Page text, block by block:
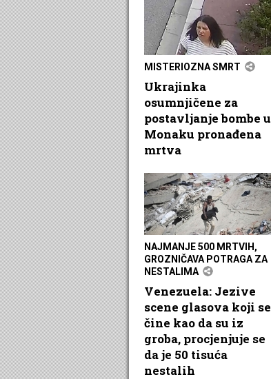
MISTERIOZNA SMRT
Ukrajinka
osumnjičene za
postavljanje bombe u
Monaku pronađena
mrtva
NAJMANJE 500 MRTVIH,
GROZNIČAVA POTRAGA ZA
NESTALIMA
Venezuela: Jezive
scene glasova koji se
čine kao da su iz
groba, procjenjuje se
da je 50 tisuća
nestalih